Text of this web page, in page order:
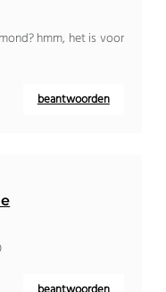
hmm, het is voor
beantwoorden